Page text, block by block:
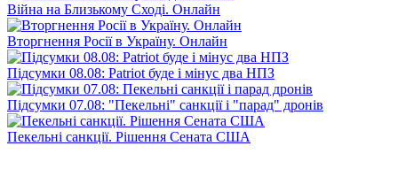
Війна на Близькому Сході. Онлайн
Вторгнення Росії в Україну. Онлайн
Підсумки 08.08: Patriot буде і мінус два НПЗ
Підсумки 07.08: "Пекельні" санкції і "парад" дронів
Пекельні санкції. Рішення Сената США